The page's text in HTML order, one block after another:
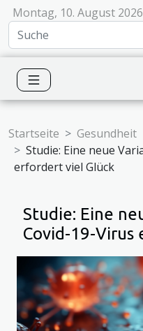
Montag, 10. August 2026
Startseite
Gesundheit
Studie: Eine neue
erfordert viel Glück
Studie: Eine
Covid-19-